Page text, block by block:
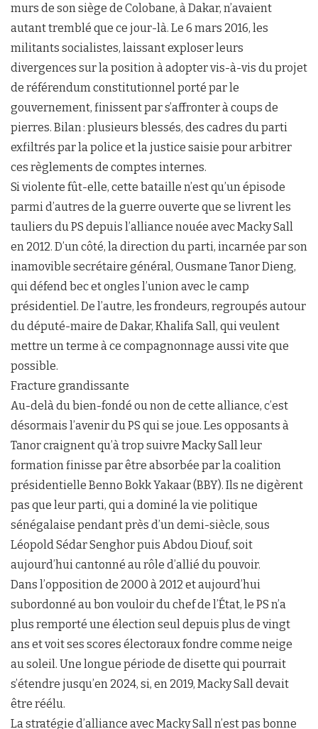
murs de son siège de Colobane, à Dakar, n’avaient
autant tremblé que ce jour-là. Le 6 mars 2016, les
militants socialistes, laissant exploser leurs
divergences sur la position à adopter vis-à-vis du projet
de référendum constitutionnel porté par le
gouvernement, finissent par s’affronter à coups de
pierres. Bilan : plusieurs blessés, des cadres du parti
exfiltrés par la police et la justice saisie pour arbitrer
ces règlements de comptes internes.
Si violente fût-elle, cette bataille n’est qu’un épisode
parmi d’autres de la guerre ouverte que se livrent les
tauliers du PS depuis l’alliance nouée avec Macky Sall
en 2012. D’un côté, la direction du parti, incarnée par son
inamovible secrétaire général, Ousmane Tanor Dieng,
qui défend bec et ongles l’union avec le camp
présidentiel. De l’autre, les frondeurs, regroupés autour
du député-maire de Dakar, Khalifa Sall, qui veulent
mettre un terme à ce compagnonnage aussi vite que
possible.
Fracture grandissante
Au-delà du bien-fondé ou non de cette alliance, c’est
désormais l’avenir du PS qui se joue. Les opposants à
Tanor craignent qu’à trop suivre Macky Sall leur
formation finisse par être absorbée par la coalition
présidentielle Benno Bokk Yakaar (BBY). Ils ne digèrent
pas que leur parti, qui a dominé la vie politique
sénégalaise pendant près d’un demi-siècle, sous
Léopold Sédar Senghor puis Abdou Diouf, soit
aujourd’hui cantonné au rôle d’allié du pouvoir.
Dans l’opposition de 2000 à 2012 et aujourd’hui
subordonné au bon vouloir du chef de l’État, le PS n’a
plus remporté une élection seul depuis plus de vingt
ans et voit ses scores électoraux fondre comme neige
au soleil. Une longue période de disette qui pourrait
s’étendre jusqu’en 2024, si, en 2019, Macky Sall devait
être réélu.
La stratégie d’alliance avec Macky Sall n’est pas bonne